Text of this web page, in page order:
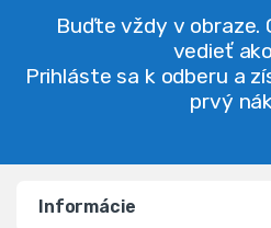
Buďte vždy v obraze.
vedieť
Prihláste sa k odberu a
prvý
Informácie